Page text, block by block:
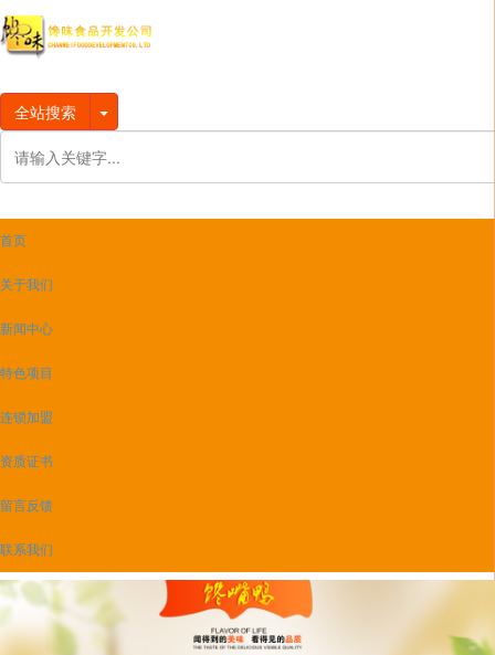
全站搜索
首页
关于我们
新闻中心
特色项目
连锁加盟
资质证书
留言反馈
联系我们